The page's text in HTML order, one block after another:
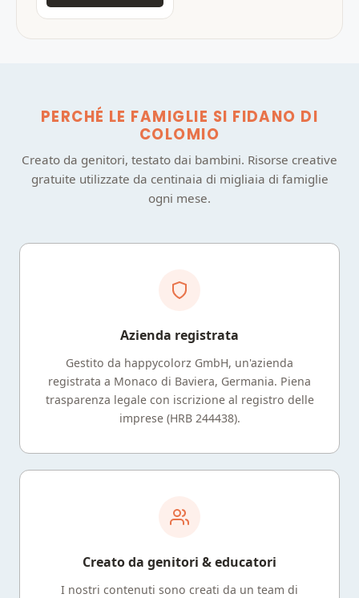
PERCHÉ LE FAMIGLIE SI FIDANO DI
COLOMIO
Creato da genitori, testato dai bambini. Risorse creative
gratuite utilizzate da centinaia di migliaia di famiglie
ogni mese.
Azienda registrata
Gestito da happycolorz GmbH, un'azienda
registrata a Monaco di Baviera, Germania. Piena
trasparenza legale con iscrizione al registro delle
imprese (HRB 244438).
Creato da genitori & educatori
I nostri contenuti sono creati da un team di